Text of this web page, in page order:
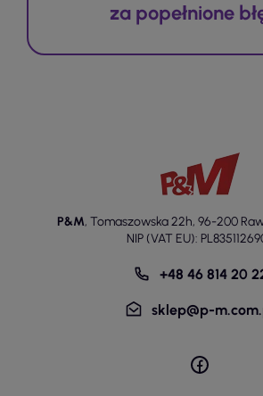
za popełnione
P&M, Tomaszowska 22h, 96-200
NIP (VAT EU):
+48 46 814 20
sklep@p-